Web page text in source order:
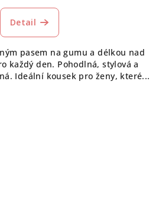
Detail
pasem na gumu a délkou nad
každý den. Pohodlná, stylová a
Ideální kousek pro ženy, které...